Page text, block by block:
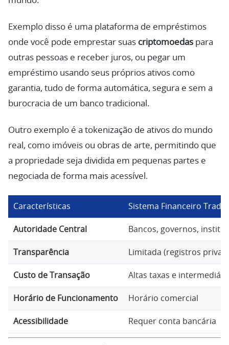
Exemplo disso é uma plataforma de empréstimos
onde você pode emprestar suas criptomoedas para
outras pessoas e receber juros, ou pegar um
empréstimo usando seus próprios ativos como
garantia, tudo de forma automática, segura e sem a
burocracia de um banco tradicional.
Outro exemplo é a tokenização de ativos do mundo
real, como imóveis ou obras de arte, permitindo que
a propriedade seja dividida em pequenas partes e
negociada de forma mais acessível.
Características Sistema Financeiro
Autoridade Central Bancos, governos,
Transparência Limitada (registros
Custo de Transação Altas taxas e
Horário de Funcionamento Horário comercial
Acessibilidade Requer conta bancária